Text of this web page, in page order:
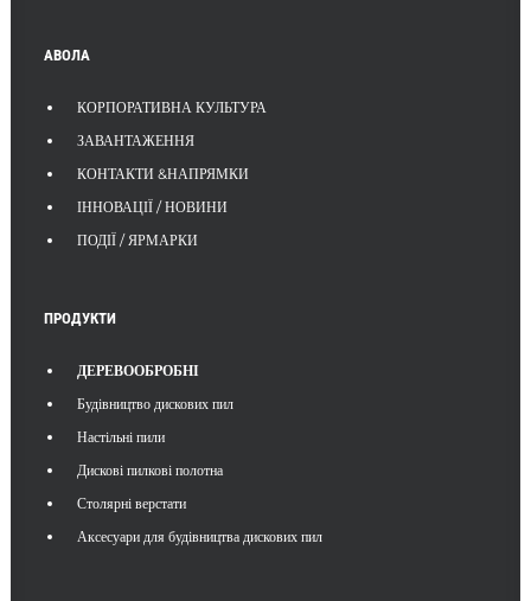
АВОЛА
КОРПОРАТИВНА КУЛЬТУРА
ЗАВАНТАЖЕННЯ
КОНТАКТИ &НАПРЯМКИ
ІННОВАЦІЇ / НОВИНИ
ПОДІЇ / ЯРМАРКИ
ПРОДУКТИ
ДЕРЕВООБРОБНІ
Будівництво дискових пил
Настільні пили
Дискові пилкові полотна
Столярні верстати
Аксесуари для будівництва дискових пил